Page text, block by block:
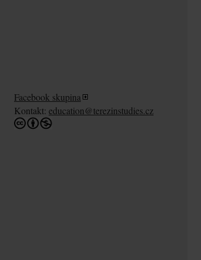
Facebook skupina
Kontakt: education@terezinstudies.cz